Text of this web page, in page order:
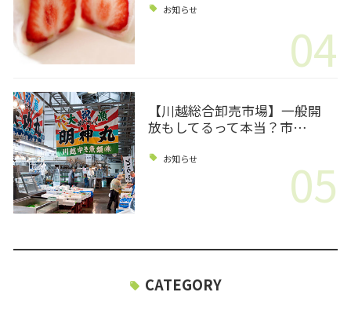
お知らせ
04
【川越総合卸売市場】一般開
放もしてるって本当？市…
お知らせ 05
CATEGORY